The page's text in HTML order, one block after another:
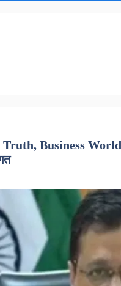
Business World